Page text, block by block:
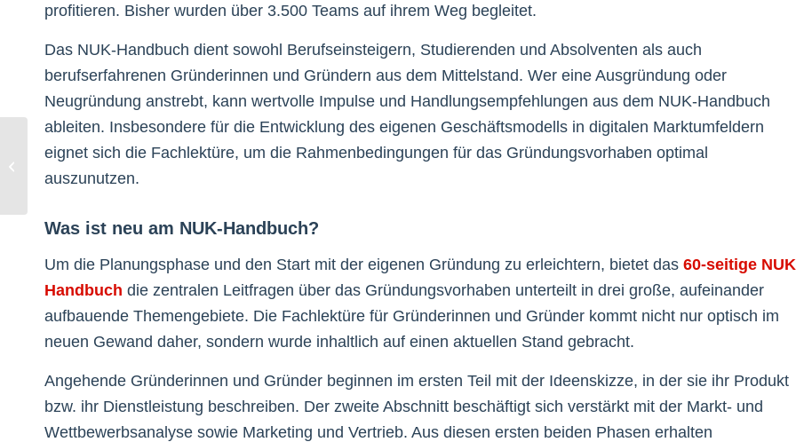
profitieren. Bisher wurden über 3.500 Teams auf ihrem Weg begleitet.
Das NUK-Handbuch dient sowohl Berufseinsteigern, Studierenden und Absolventen als auch
berufserfahrenen Gründerinnen und Gründern aus dem Mittelstand. Wer eine Ausgründung oder
Neugründung anstrebt, kann wertvolle Impulse und Handlungsempfehlungen aus dem NUK-Handbuch
ableiten. Insbesondere für die Entwicklung des eigenen Geschäftsmodells in digitalen Marktumfeldern
eignet sich die Fachlektüre, um die Rahmenbedingungen für das Gründungsvorhaben optimal
auszunutzen.
Was ist neu am NUK-Handbuch?
Um die Planungsphase und den Start mit der eigenen Gründung zu erleichtern, bietet das 60-seitige
Handbuch die zentralen Leitfragen über das Gründungsvorhaben unterteilt in drei große, aufeinander
aufbauende Themengebiete. Die Fachlektüre für Gründerinnen und Gründer kommt nicht nur optisch im
neuen Gewand daher, sondern wurde inhaltlich auf einen aktuellen Stand gebracht.
Angehende Gründerinnen und Gründer beginnen im ersten Teil mit der Ideenskizze, in der sie ihr Produkt
bzw. ihr Dienstleistung beschreiben. Der zweite Abschnitt beschäftigt sich verstärkt mit der Markt- und
Wettbewerbsanalyse sowie Marketing und Vertrieb. Aus diesen ersten beiden Phasen erhalten
Verantwortung: Wer hat
den Hut bei der